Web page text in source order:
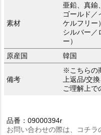
素材
亜鉛、真鍮
ゴールド／
ケルフリー）
シルバー／
ー）
原産国
韓国
備考
※こちらの
上返品/交
ご理解上で
品番：09000394r
お問い合わせの際は、コチラ